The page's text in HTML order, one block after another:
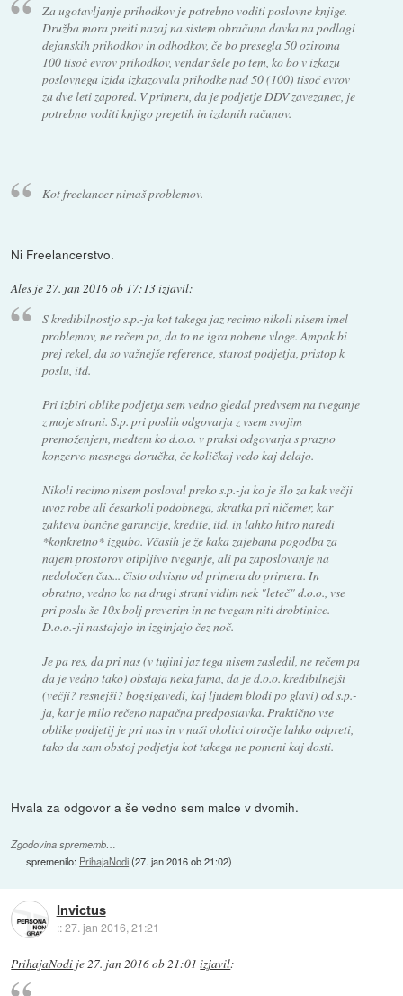
Za ugotavljanje prihodkov je potrebno voditi poslovne knjige.
Družba mora preiti nazaj na sistem obračuna davka na podlagi
dejanskih prihodkov in odhodkov, če bo presegla 50 oziroma
100 tisoč evrov prihodkov, vendar šele po tem, ko bo v izkazu
poslovnega izida izkazovala prihodke nad 50 (100) tisoč evrov
za dve leti zapored. V primeru, da je podjetje DDV zavezanec, je
potrebno voditi knjigo prejetih in izdanih računov.
Kot freelancer nimaš problemov.
Ni Freelancerstvo.
Ales je27. jan 2016 ob 17:13izjavil:
S kredibilnostjo s.p.-ja kot takega jaz recimo nikoli nisem imel
problemov, ne rečem pa, da to ne igra nobene vloge. Ampak bi
prej rekel, da so važnejše reference, starost podjetja, pristop k
poslu, itd.
Pri izbiri oblike podjetja sem vedno gledal predvsem na tveganje
z moje strani. S.p. pri poslih odgovarja z vsem svojim
premoženjem, medtem ko d.o.o. v praksi odgovarja s prazno
konzervo mesnega doručka, če količkaj vedo kaj delajo.
Nikoli recimo nisem posloval preko s.p.-ja ko je šlo za kak večji
uvoz robe ali česarkoli podobnega, skratka pri ničemer, kar
zahteva bančne garancije, kredite, itd. in lahko hitro naredi
*konkretno* izgubo. Včasih je že kaka zajebana pogodba za
najem prostorov otipljivo tveganje, ali pa zaposlovanje na
nedoločen čas... čisto odvisno od primera do primera. In
obratno, vedno ko na drugi strani vidim nek "leteč" d.o.o., vse
pri poslu še 10x bolj preverim in ne tvegam niti drobtinice.
D.o.o.-ji nastajajo in izginjajo čez noč.
Je pa res, da pri nas (v tujini jaz tega nisem zasledil, ne rečem pa
da je vedno tako) obstaja neka fama, da je d.o.o. kredibilnejši
(večji? resnejši? bogsigavedi, kaj ljudem blodi po glavi) od s.p.-
ja, kar je milo rečeno napačna predpostavka. Praktično vse
oblike podjetij je pri nas in v naši okolici otročje lahko odpreti,
tako da sam obstoj podjetja kot takega ne pomeni kaj dosti.
Hvala za odgovor a še vedno sem malce v dvomih.
Zgodovina sprememb…
spremenilo: PrihajaNodi(27. jan 2016 ob 21:02)
Invictus
::27. jan 2016, 21:21
PrihajaNodi je27. jan 2016 ob 21:01 izjavil: